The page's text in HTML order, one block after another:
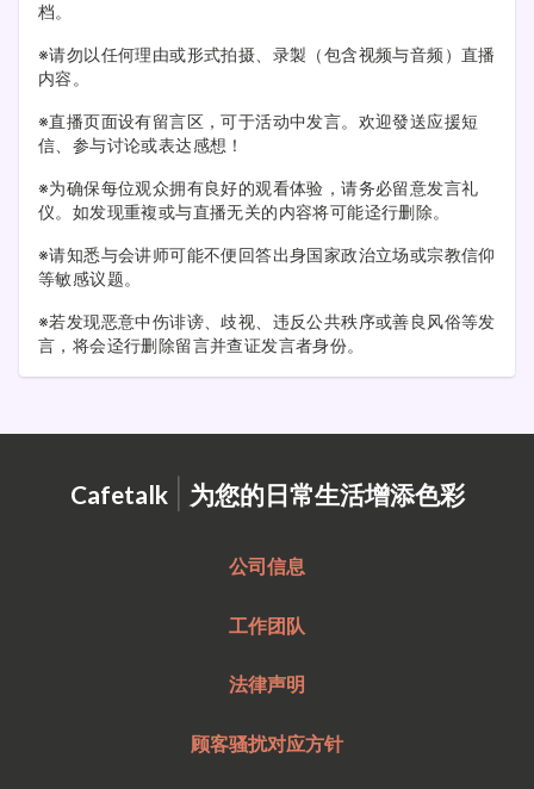
档。
※请勿以任何理由或形式拍摄、录製（包含视频与音频）直播
内容。
※直播页面设有留言区，可于活动中发言。欢迎發送应援短
信、参与讨论或表达感想！
※为确保每位观众拥有良好的观看体验，请务必留意发言礼
仪。如发现重複或与直播无关的内容将可能迳行删除。
※请知悉与会讲师可能不便回答出身国家政治立场或宗教信仰
等敏感议题。
※若发现恶意中伤诽谤、歧视、违反公共秩序或善良风俗等发
言，将会迳行删除留言并查证发言者身份。
Cafetalk | 为您的日常生活增添色彩
公司信息
工作团队
法律声明
顾客骚扰对应方针